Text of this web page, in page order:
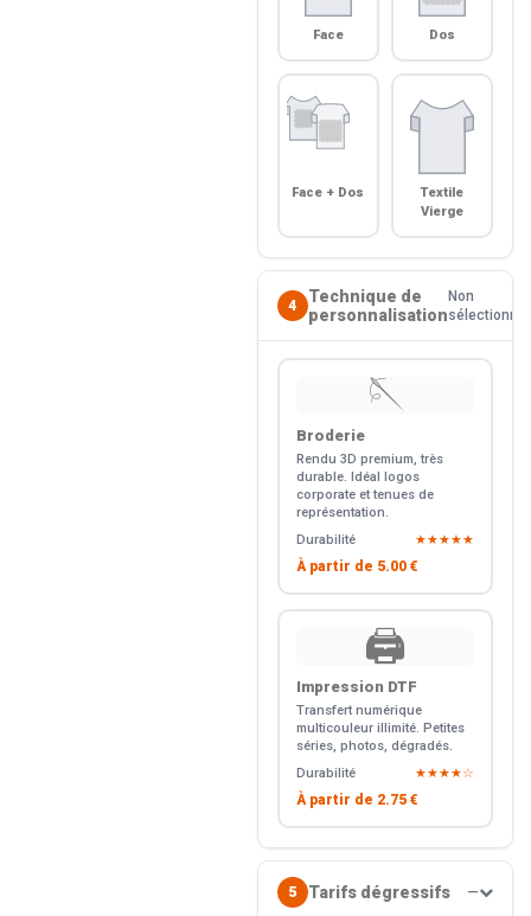
Face Dos
Face + Dos
Textile
Vierge
4
Technique de
personnalisation
Non
sélectionné
🪡
Broderie
Rendu 3D premium, très
durable. Idéal logos
corporate et tenues de
représentation.
Durabilité
★★★★★
À partir de 5.00 €
🖨️
Impression DTF
Transfert numérique
multicouleur illimité. Petites
séries, photos, dégradés.
Durabilité
★★★★☆
À partir de 2.75 €
5 Tarifs dégressifs —